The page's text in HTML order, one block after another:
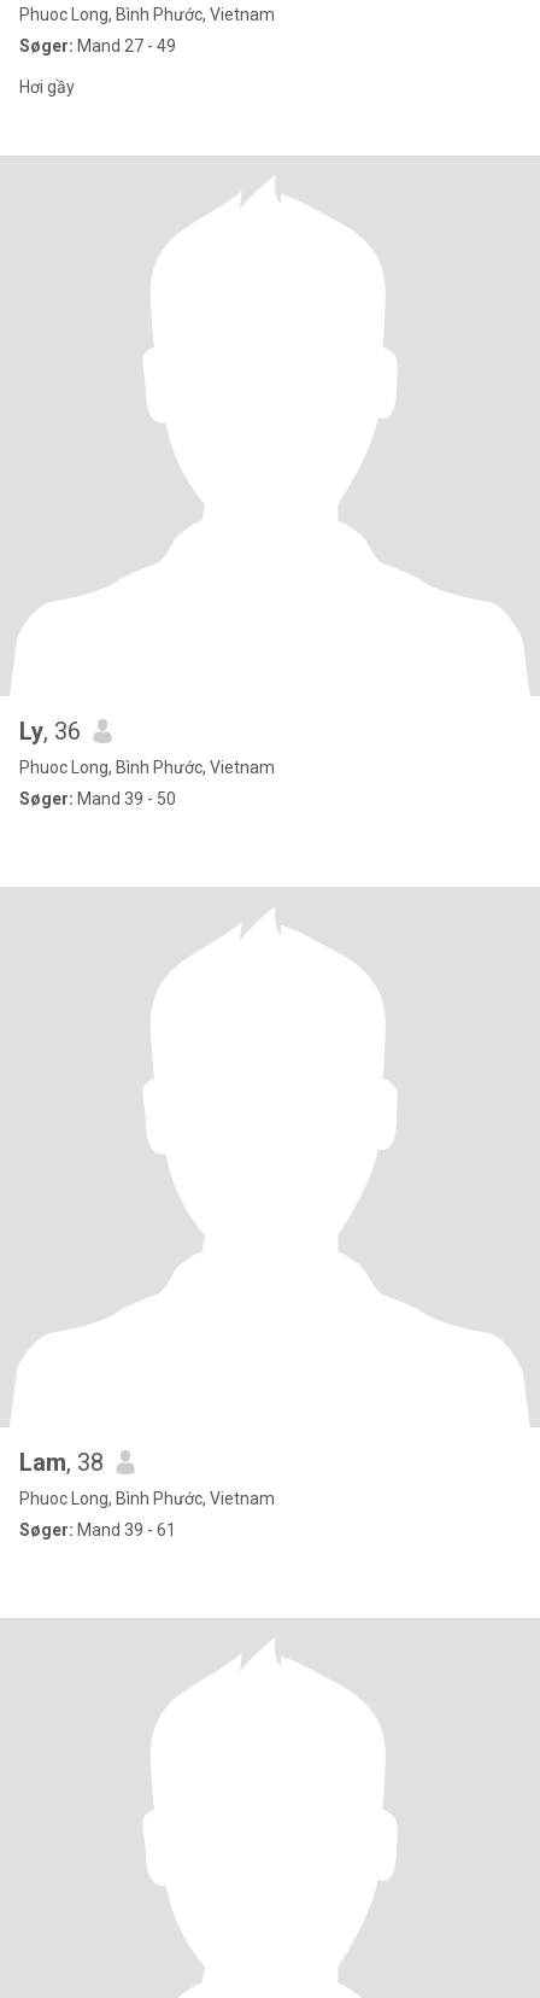
Phuoc Long, Bình Phước, Vietnam
Søger: Mand 27 - 49
Hơi gầy
Ly, 36
Phuoc Long, Bình Phước, Vietnam
Søger: Mand 39 - 50
Lam, 38
Phuoc Long, Bình Phước, Vietnam
Søger: Mand 39 - 61